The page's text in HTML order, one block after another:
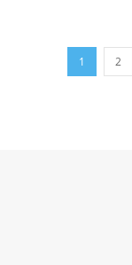
1 2